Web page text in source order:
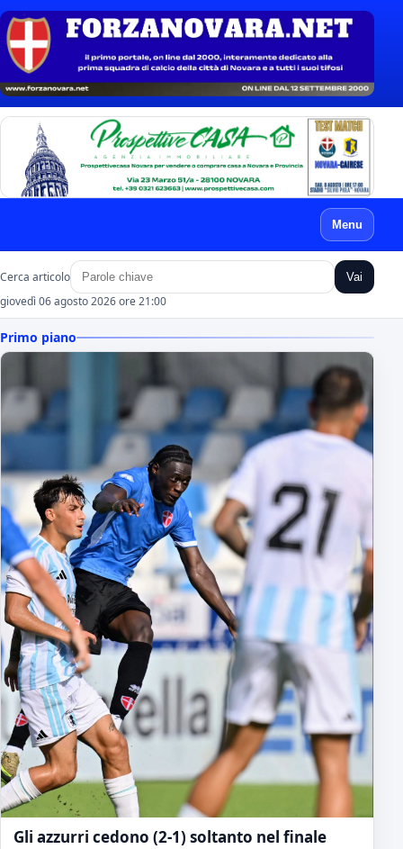
Menu
Cerca articolo Vai
giovedì 06 agosto 2026 ore 21:00
Primo piano
Gli azzurri cedono (2-1) soltanto nel finale